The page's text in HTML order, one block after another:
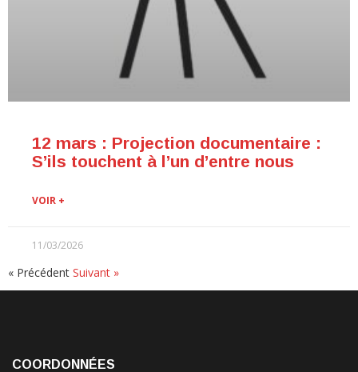
12 mars : Projection documentaire :
S’ils touchent à l’un d’entre nous
VOIR +
11/03/2026
« Précédent Suivant »
COORDONNÉES